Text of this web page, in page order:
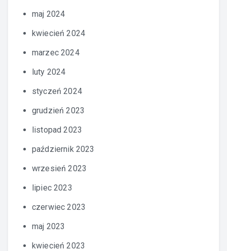
maj 2024
kwiecień 2024
marzec 2024
luty 2024
styczeń 2024
grudzień 2023
listopad 2023
październik 2023
wrzesień 2023
lipiec 2023
czerwiec 2023
maj 2023
kwiecień 2023